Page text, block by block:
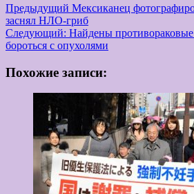
Навигация
записи
Предыдущий Мексиканец
заснял НЛО-гриб
Следующий: Найдены
бороться с опухолями
Похожие записи: